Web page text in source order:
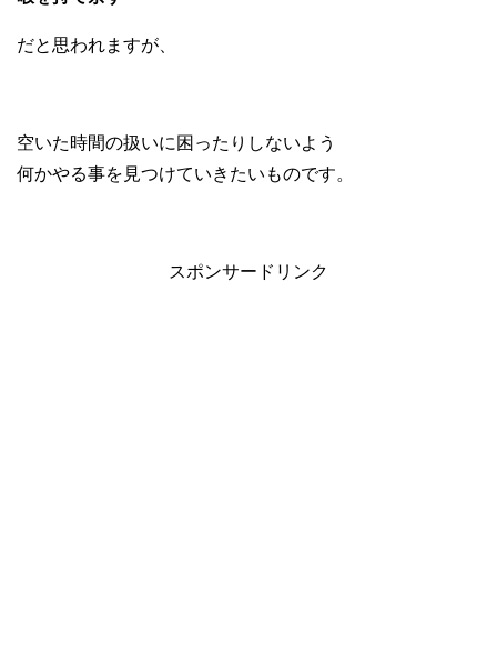
だと思われますが、
空いた時間の扱いに困ったりしないよう
何かやる事を見つけていきたいものです。
スポンサードリンク